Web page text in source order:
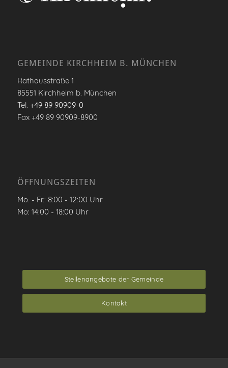
GEMEINDE KIRCHHEIM B. MÜNCHEN
Rathausstraße 1
85551 Kirchheim b. München
Tel. +49 89 90909-0
Fax +49 89 90909-8900
ÖFFNUNGSZEITEN
Mo. - Fr.: 8:00 - 12:00 Uhr
Mo: 14:00 - 18:00 Uhr
Stellenangebote der Gemeinde
Kontakt